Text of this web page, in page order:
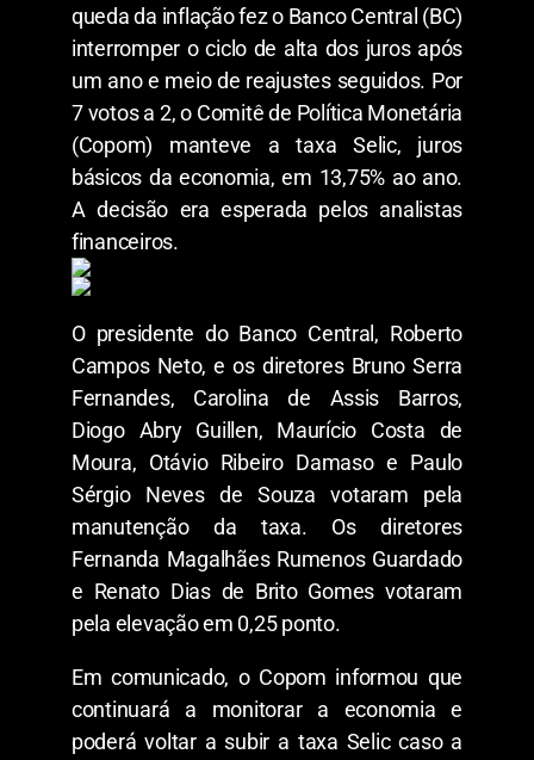
queda da inflação fez o Banco Central (BC)
interromper o ciclo de alta dos juros após
um ano e meio de reajustes seguidos. Por
7 votos a 2, o Comitê de Política Monetária
(Copom) manteve a taxa Selic, juros
básicos da economia, em 13,75% ao ano.
A decisão era esperada pelos analistas
financeiros.
O presidente do Banco Central, Roberto
Campos Neto, e os diretores Bruno Serra
Fernandes, Carolina de Assis Barros,
Diogo Abry Guillen, Maurício Costa de
Moura, Otávio Ribeiro Damaso e Paulo
Sérgio Neves de Souza votaram pela
manutenção da taxa. Os diretores
Fernanda Magalhães Rumenos Guardado
e Renato Dias de Brito Gomes votaram
pela elevação em 0,25 ponto.
Em comunicado, o Copom informou que
continuará a monitorar a economia e
poderá voltar a subir a taxa Selic caso a